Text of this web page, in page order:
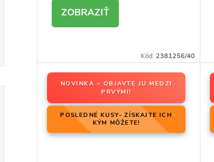
Kód:2381256/40
NOVINKA – OBJAVTE JU MEDZI
PRVÝMI!
POSLEDNÉ KUSY- ZÍSKAJTE ICH
KÝM MÔŽETE!